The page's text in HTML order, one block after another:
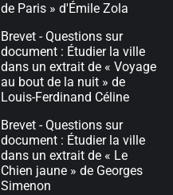
de Paris » d'Émile Zola
Brevet - Questions sur
document : Étudier la ville
dans un extrait de « Voyage
au bout de la nuit » de
Louis-Ferdinand Céline
Brevet - Questions sur
document : Étudier la ville
dans un extrait de « Le
Chien jaune » de Georges
Simenon